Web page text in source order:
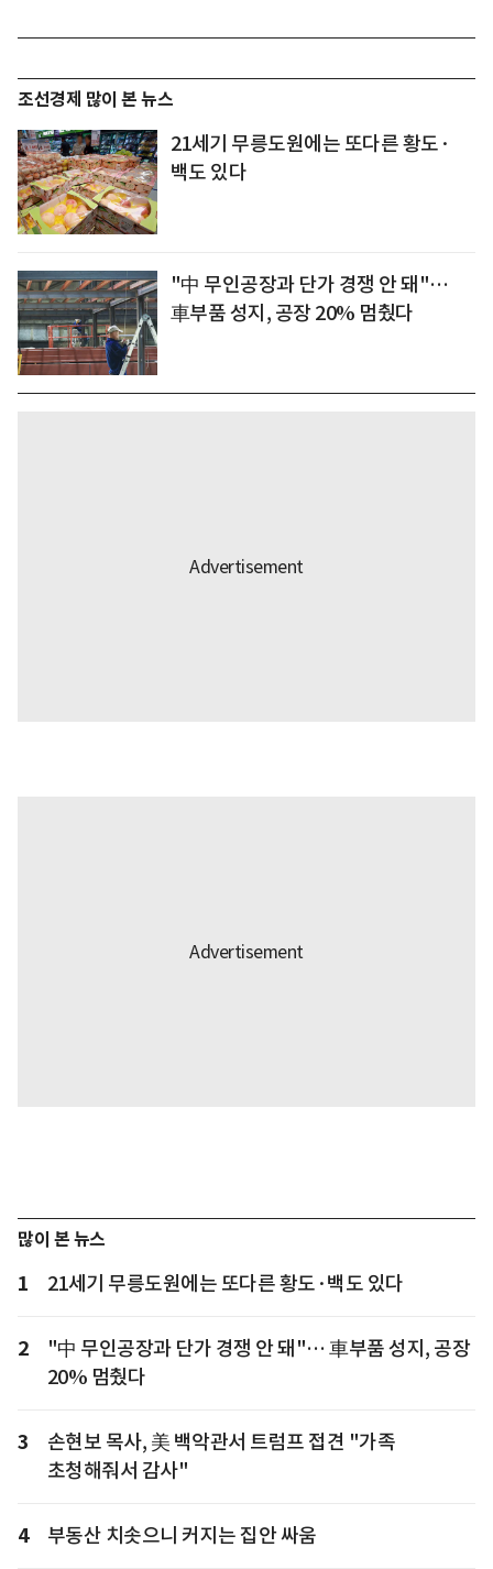
조선경제 많이 본 뉴스
21세기 무릉도원에는 또다른 황도·
백도 있다
"中 무인공장과 단가 경쟁 안 돼"…
車부품 성지, 공장 20% 멈췄다
많이 본 뉴스
1 21세기 무릉도원에는 또다른 황도·백도 있다
2
"中 무인공장과 단가 경쟁 안 돼"… 車부품 성지, 공장
20% 멈췄다
3
손현보 목사, 美 백악관서 트럼프 접견 "가족
초청해줘서 감사"
4 부동산 치솟으니 커지는 집안 싸움